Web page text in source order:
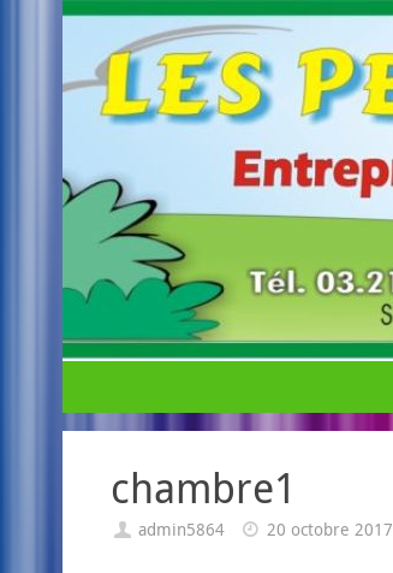
chambre1
admin5864 20 octobre 2017